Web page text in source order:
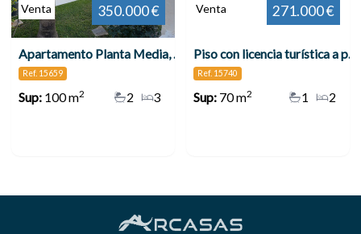
Venta 350.000 €
Apartamento Planta Media, Torremolinos Centro
Ref. 15659
Sup:100 m2 3
2
Venta 271.000 €
Piso con licencia turística a pocos minutos de la playa – Alta rentabilidad en zona Pez Espada , Torremolinos
Ref. 15740
Sup:70 m2 2
1